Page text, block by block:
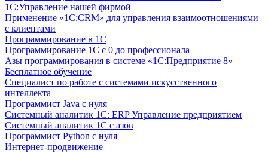
1С:Управление нашей фирмой
Применение «1С:CRM» для управления взаимоотношениями
с клиентами
Программирование в 1С
Программирование 1С с 0 до профессионала
Азы программирования в системе «1С:Предприятие 8»
Бесплатное обучение
Специалист по работе с системами искусственного
интеллекта
Программист Java с нуля
Системный аналитик 1С: ERP Управление предприятием
Системный аналитик 1С с азов
Программист Python с нуля
Интернет-продвижение